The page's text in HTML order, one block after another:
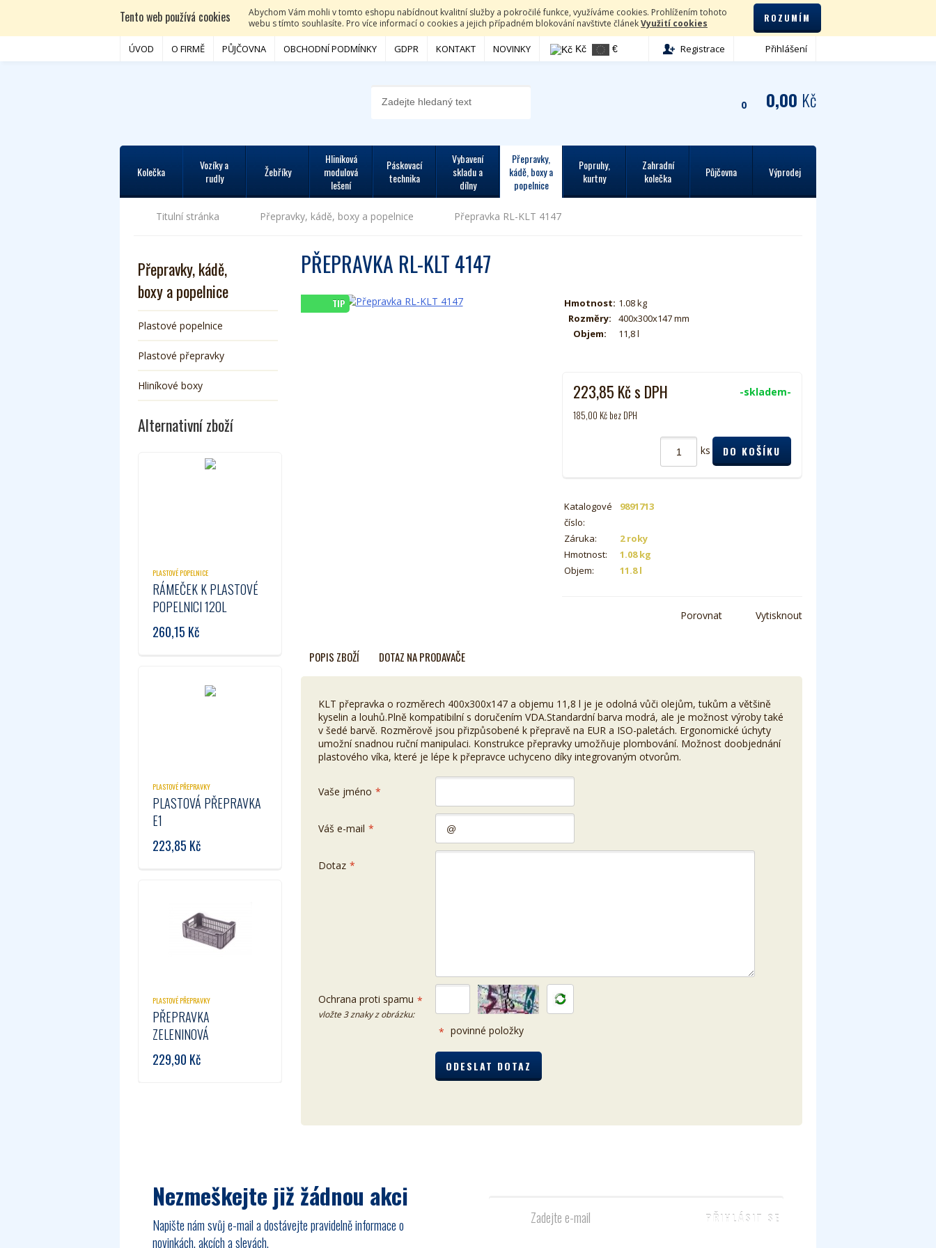
Tento web používá cookies
Abychom Vám mohli v tomto eshopu nabídnout kvalitní služby a pokročilé funkce, využíváme cookies. Prohlížením tohoto
webu s tímto souhlasíte. Pro více informací o cookies a jejich případném blokování navštivte článekVyužití cookies ROZUMÍM
ÚVOD O FIRMĚ PŮJČOVNA OBCHODNÍ PODMÍNKY GDPR KONTAKT NOVINKY Kč € Registrace Přihlášení
0 0,00 Kč
Kolečka
Vozíky a
rudly
Žebříky
Hliníková
modulová
lešení
Páskovací
technika
Vybavení
skladu a
dílny
Přepravky,
kádě, boxy a
popelnice
Popruhy,
kurtny
Zahradní
kolečka
Půjčovna Výprodej
Titulní stránka Přepravky, kádě, boxy a popelnice Přepravka RL-KLT 4147
PŘEPRAVKA RL-KLT 4147
TIP Hmotnost: 1.08 kg
Rozměry:
400x300x147 mm
Objem:
11,8 l
-skladem-
223,85 Kčs DPH
185,00 Kč bez DPH
ks
Katalogové
číslo:
9891713
Záruka:
2 roky
Hmotnost:
1.08 kg
Objem:
11.8 l
Vytisknout
Porovnat
POPIS ZBOŽÍ DOTAZ NA PRODAVAČE
KLT přepravka o rozměrech 400x300x147 a objemu 11,8 l je je odolná vůči olejům, tukům a většině
kyselin a louhů.Plně kompatibilní s doručením VDA.Standardní barva modrá, ale je možnost výroby také
v šedé barvě. Rozměrově jsou přizpůsobené k přepravě na EUR a ISO-paletách. Ergonomické úchyty
umožní snadnou ruční manipulaci. Konstrukce přepravky umožňuje plombování. Možnost doobjednání
plastového víka, které je lépe k přepravce uchyceno díky integrovaným otvorům.
Vaše jméno *
Váš e-mail *
Dotaz *
Ochrana proti spamu *
vložte 3 znaky z obrázku:
* povinné položky
Přepravky, kádě,
boxy a popelnice
Plastové popelnice
Plastové přepravky
Hliníkové boxy
Alternativní zboží
PLASTOVÉ POPELNICE
RÁMEČEK K PLASTOVÉ
POPELNICI 120L
260,15 Kč
PLASTOVÉ PŘEPRAVKY
PLASTOVÁ PŘEPRAVKA
E1
223,85 Kč
PLASTOVÉ PŘEPRAVKY
PŘEPRAVKA
ZELENINOVÁ
229,90 Kč
Nezmeškejte již žádnou akci
Napište nám svůj e-mail a dostávejte pravidelně informace o
novinkách, akcích a slevách.